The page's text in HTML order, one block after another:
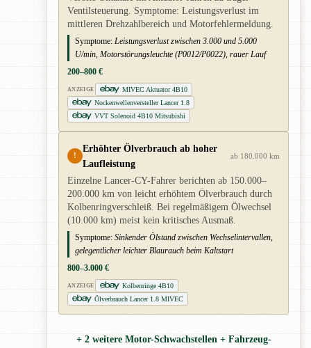
Ventilsteuerung. Symptome: Leistungsverlust im
mittleren Drehzahlbereich und Motorfehlermeldung.
Symptome: Leistungsverlust zwischen 3.000 und 5.000
U/min, Motorstörungsleuchte (P0012/P0022), rauer Lauf
200–800 €
ANZEIGE
MIVEC Aktuator 4B10
Nockenwellenversteller Lancer 1.8
VVT Solenoid 4B10 Mitsubishi
!
Erhöhter Ölverbrauch ab hoher
Laufleistung
ab 180.000 km
Einzelne Lancer-CY-Fahrer berichten ab 150.000–
200.000 km von leicht erhöhtem Ölverbrauch durch
Kolbenringverschleiß. Bei regelmäßigem Ölwechsel
(10.000 km) meist kein kritisches Ausmaß.
Symptome: Sinkender Ölstand zwischen Wechselintervallen,
gelegentlicher leichter Blaurauch beim Kaltstart
800–3.000 €
ANZEIGE
Kolbenringe 4B10
Ölverbrauch Lancer 1.8 MIVEC
+ 2 weitere Motor-Schwachstellen + Fahrzeug-